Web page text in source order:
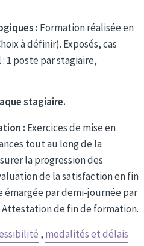
: Formation réalisée en
à définir). Exposés, cas
1 poste par stagiaire,
stagiaire.
: Exercices de mise en
tout au long de la
la progression des
de la satisfaction en fin
par demi-journée par
de fin de formation.
, modalités et délais